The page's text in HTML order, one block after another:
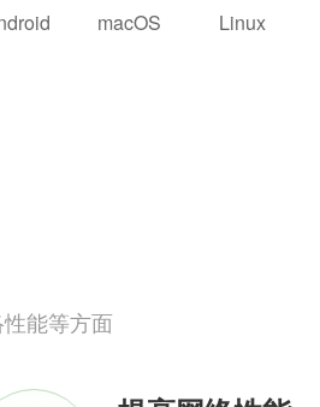
macOS Linux
能等方面